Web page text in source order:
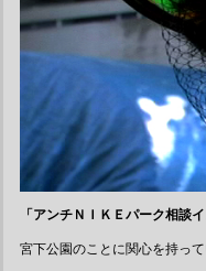
「アンチＮＩＫＥパーク相談
宮下公園のことに関心を持っ